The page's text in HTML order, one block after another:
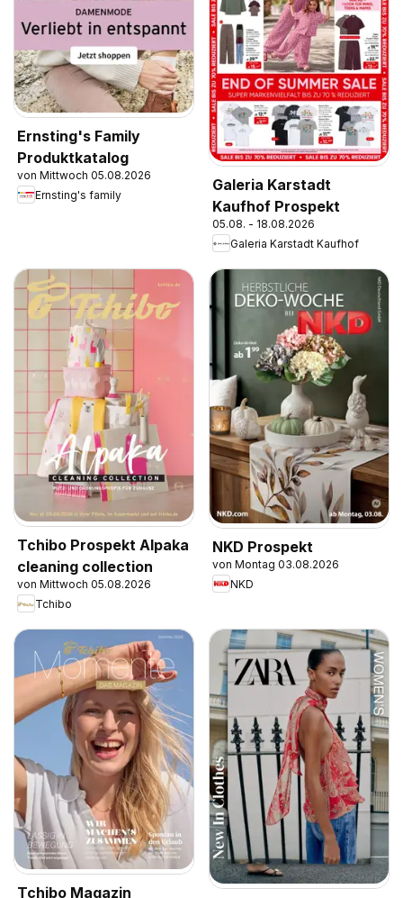
Ernsting's Family
Produktkatalog
von Mittwoch 05.08.2026
Ernsting's family
Galeria Karstadt
Kaufhof Prospekt
05.08. - 18.08.2026
Galeria Karstadt Kaufhof
Tchibo Prospekt Alpaka
cleaning collection
von Mittwoch 05.08.2026
Tchibo
NKD Prospekt
von Montag 03.08.2026
NKD
Tchibo Magazin